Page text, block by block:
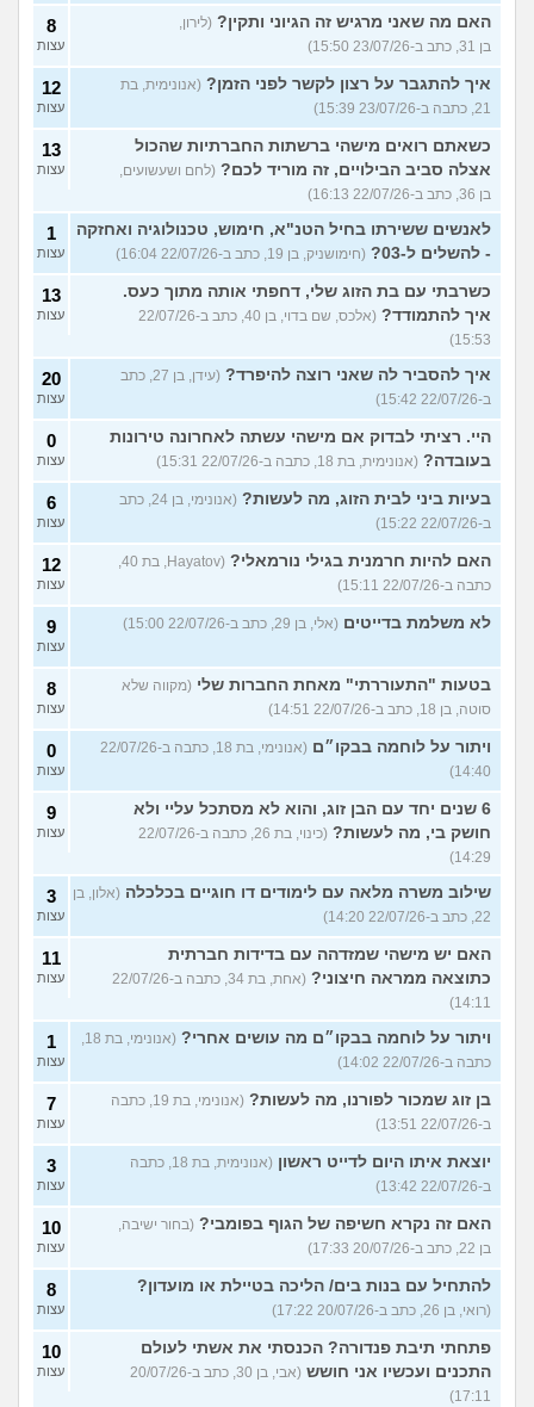
האם מה שאני מרגיש זה הגיוני ותקין? (לירון,
בן 31, כתב ב-23/07/26 15:50)
8
עצות
איך להתגבר על רצון לקשר לפני הזמן? (אנונימית, בת
21, כתבה ב-23/07/26 15:39)
12
עצות
כשאתם רואים מישהי ברשתות החברתיות שהכול
אצלה סביב הבילויים, זה מוריד לכם? (לחם ושעשועים,
בן 36, כתב ב-22/07/26 16:13)
13
עצות
לאנשים ששירתו בחיל הטנ"א, חימוש, טכנולוגיה ואחזקה
- להשלים ל-03?
(חימושניק, בן 19, כתב ב-22/07/26 16:04)
1
עצות
כשרבתי עם בת הזוג שלי, דחפתי אותה מתוך כעס.
איך להתמודד?
(אלכס, שם בדוי, בן 40, כתב ב-22/07/26
15:53)
13
עצות
איך להסביר לה שאני רוצה להיפרד?
(עידן, בן 27, כתב
ב-22/07/26 15:42)
20
עצות
היי. רציתי לבדוק אם מישהי עשתה לאחרונה טירונות
בעובדה? (אנונימית, בת 18, כתבה ב-22/07/26 15:31)
0
עצות
בעיות ביני לבית הזוג, מה לעשות?
(אנונימי, בן 24, כתב
ב-22/07/26 15:22)
6
עצות
האם להיות חרמנית בגילי נורמאלי?
(Hayatov, בת 40,
כתבה ב-22/07/26 15:11)
12
עצות
לא משלמת בדייטים (אלי, בן 29, כתב ב-22/07/26 15:00) 9
עצות
בטעות "התעוררתי" מאחת החברות שלי (מקווה שלא
סוטה, בן 18, כתב ב-22/07/26 14:51)
8
עצות
ויתור על לוחמה בבקו״ם
(אנונימי, בת 18, כתבה ב-22/07/26
14:40)
0
עצות
6 שנים יחד עם הבן זוג, והוא לא מסתכל עליי ולא
חושק בי, מה לעשות?
(כינוי, בת 26, כתבה ב-22/07/26
14:29)
9
עצות
שילוב משרה מלאה עם לימודים דו חוגיים בכלכלה (אלון, בן
22, כתב ב-22/07/26 14:20)
3
עצות
האם יש מישהי שמזדהה עם בדידות חברתית
כתוצאה ממראה חיצוני?
(אחת, בת 34, כתבה ב-22/07/26
14:11)
11
עצות
ויתור על לוחמה בבקו״ם מה עושים אחרי?
(אנונימי, בת 18,
כתבה ב-22/07/26 14:02)
1
עצות
בן זוג שמכור לפורנו, מה לעשות?
(אנונימי, בת 19, כתבה
ב-22/07/26 13:51)
7
עצות
יוצאת איתו היום לדייט ראשון
(אנונימית, בת 18, כתבה
ב-22/07/26 13:42)
3
עצות
האם זה נקרא חשיפה של הגוף בפומבי? (בחור ישיבה,
בן 22, כתב ב-20/07/26 17:33)
10
עצות
להתחיל עם בנות בים/ הליכה בטיילת או מועדון?
(רואי, בן 26, כתב ב-20/07/26 17:22)
8
עצות
פתחתי תיבת פנדורה? הכנסתי את אשתי לעולם
התכנים ועכשיו אני חושש
(אבי, בן 30, כתב ב-20/07/26
17:11)
10
עצות